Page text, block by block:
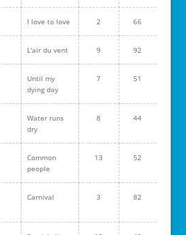
I love to love 2 66
L'air du vent 9 92
Until my
dying day
7 51
Water runs
dry
8 44
Common
people
13 52
Carnival 3 82